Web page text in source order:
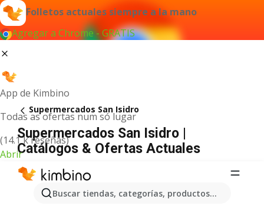
Folletos actuales siempre a la mano
Agregar a Chrome - GRATIS
App de Kimbino
Todas as ofertas num só lugar
(14.1 k reseñas)
Abrir
Buscar tiendas, categorías, productos...
Supermercados San Isidro
Supermercados San Isidro |
Catálogos & Ofertas Actuales